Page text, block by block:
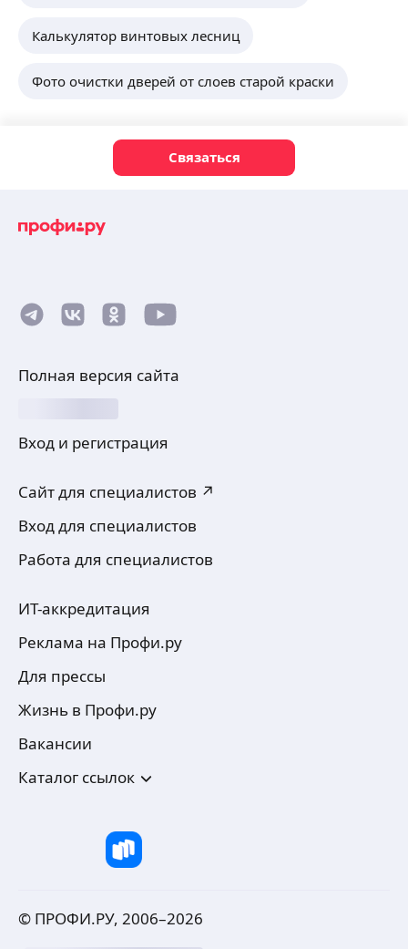
Калькулятор винтовых лесниц
Фото очистки дверей от слоев старой краски
Связаться
Полная версия сайта
Вход и регистрация
Сайт для специалистов ↗
Вход для специалистов
Работа для специалистов
ИТ-аккредитация
Реклама на Профи.ру
Для прессы
Жизнь в Профи.ру
Вакансии
Каталог ссылок
© ПРОФИ.РУ, 2006–2026